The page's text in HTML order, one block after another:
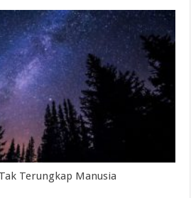
Terungkap Manusia